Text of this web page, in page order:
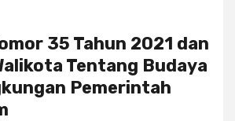
35 Tahun 2021 dan
Tentang Budaya
Pemerintah